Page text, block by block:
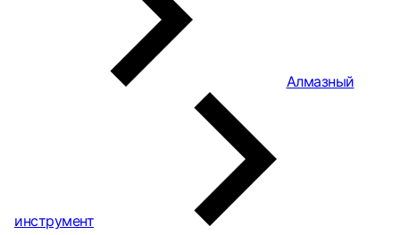
Алмазный
инструмент